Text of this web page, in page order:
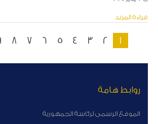
قراءة المزيد
1
2
3
4
5
6
7
8
روابط هامة
الموقع الرسمى لرئاسة الجمهورية